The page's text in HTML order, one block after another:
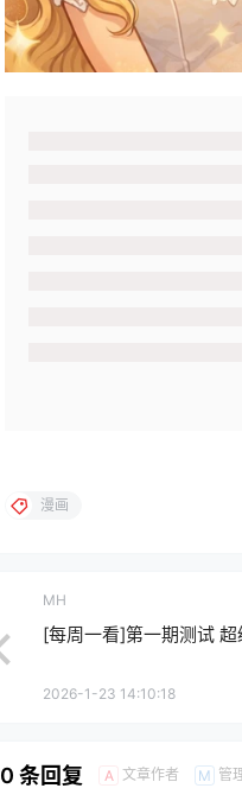
漫画
MH
[每周一看]第一期测试
2026-1-23 14:10:18
0 条回复 A 文章作者 M 管